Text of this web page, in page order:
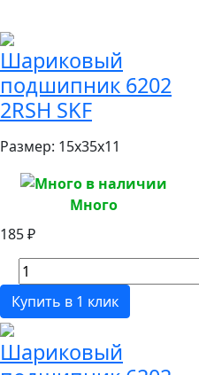
Шариковый
подшипник 6202
2RSH SKF
Размер: 15x35x11
Много
185 ₽
Купить в 1 клик
Шариковый